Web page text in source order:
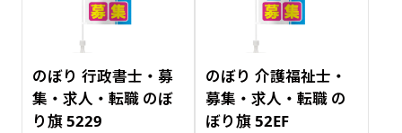
のぼり 行政書士・募
集・求人・転職 のぼ
り旗 5229
のぼり 介護福祉士・
募集・求人・転職 の
ぼり旗 52EF